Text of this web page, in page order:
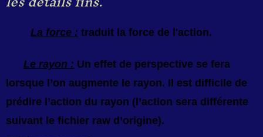
La force : traduit la force de l'action.
Le rayon : Un effet de perspective se fera
lorsque l’on augmente le rayon. Il est difficile de
prédire l’action du rayon (l’action sera différente
suivant le fichier raw d’origine).